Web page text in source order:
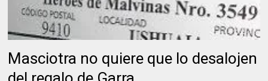
Masciotra no quiere que lo desalojen